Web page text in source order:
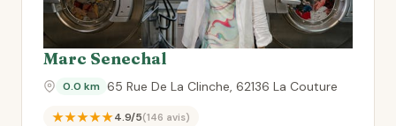
Marc Senechal
0.0 km 65 Rue De La Clinche, 62136 La Couture
★★★★★4.9/5(146 avis)